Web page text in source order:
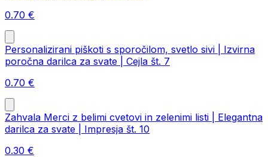
0.70 €
Personalizirani piškoti s sporočilom, svetlo sivi | Izvirna
poročna darilca za svate | Cejla št. 7
0.70 €
Zahvala Merci z belimi cvetovi in zelenimi listi | Elegantna
darilca za svate | Impresja št. 10
0.30 €